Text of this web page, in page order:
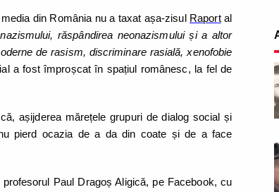
din România nu a taxat așa-zisul Raportal
nazismului, răspândirea neonazismului și a altor
de rasism, discriminare rasială, xenofobie
a fost împroșcat în spațiul românesc, la fel de
așijderea mărețele grupuri de dialog social și
pierd ocazia de a da din coate și de a face
Paul Dragoș Aligică, pe Facebook, cu